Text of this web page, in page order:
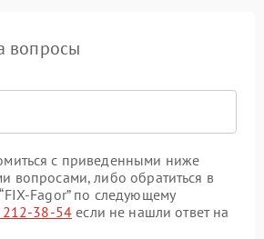
вопросы
с приведенными ниже
вопросами, либо обратиться в
Fagor” по следующему
212-38-54 если не нашли ответ на